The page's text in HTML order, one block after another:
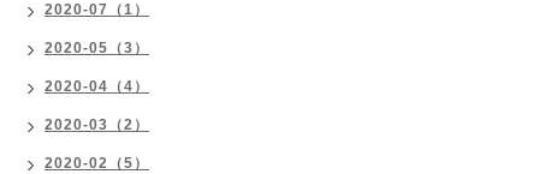
2020-07（1）
2020-05（3）
2020-04（4）
2020-03（2）
2020-02（5）